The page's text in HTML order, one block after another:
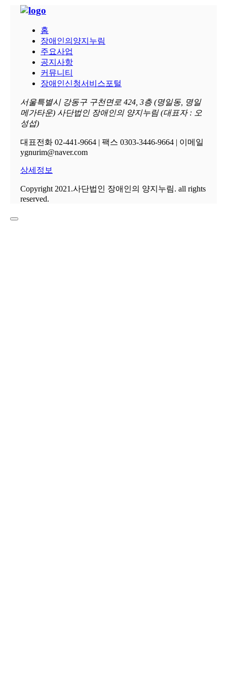
홈
장애인의양지누림
주요사업
공지사항
커뮤니티
장애인신청서비스포털
서울특별시 강동구 구천면로 424, 3층 (명일동, 명일
메가타운) 사단법인 장애인의 양지누림 (대표자 : 오
성섭)
대표전화 02-441-9664 | 팩스 0303-3446-9664 | 이메일
ygnurim@naver.com
상세정보
Copyright 2021.사단법인 장애인의 양지누림. all rights
reserved.